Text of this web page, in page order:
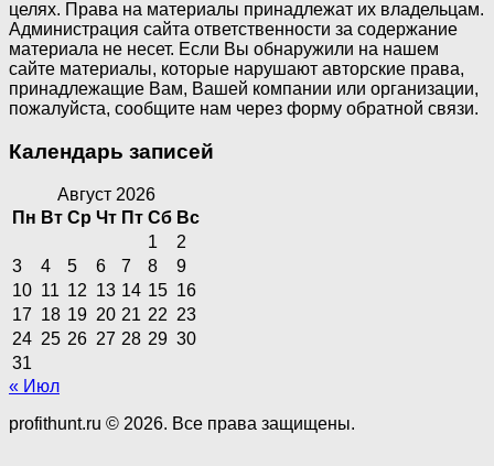
целях. Права на материалы принадлежат их владельцам.
Администрация сайта ответственности за содержание
материала не несет. Если Вы обнаружили на нашем
сайте материалы, которые нарушают авторские права,
принадлежащие Вам, Вашей компании или организации,
пожалуйста, сообщите нам через форму обратной связи.
Календарь записей
Август 2026
Пн Вт Ср Чт Пт Сб Вс
1
2
3
4 5 6 7 8
9
10 11 12 13 14 15 16
17 18 19 20 21 22 23
24 25 26 27 28 29 30
31
« Июл
profithunt.ru © 2026. Все права защищены.